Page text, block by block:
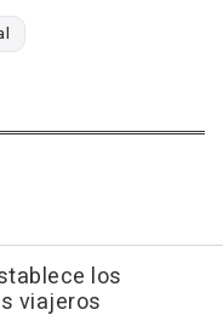
los
viajeros